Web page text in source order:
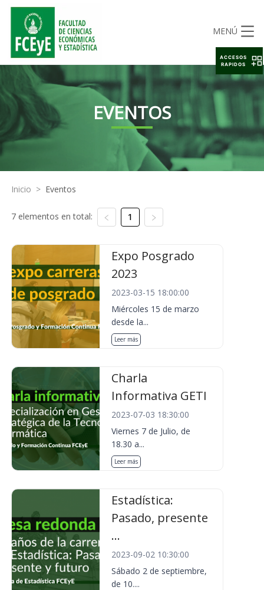
MENÚ
EVENTOS
Inicio > Eventos
7 elementos en total: 1
Expo Posgrado
2023
2023-03-15 18:00:00
Miércoles 15 de marzo
desde la...
Leer más
Charla
Informativa GETI
2023-07-03 18:30:00
Viernes 7 de Julio, de
18.30 a...
Leer más
Estadística:
Pasado, presente
...
2023-09-02 10:30:00
Sábado 2 de septiembre,
de 10....
ACCESOS
RAPIDOS